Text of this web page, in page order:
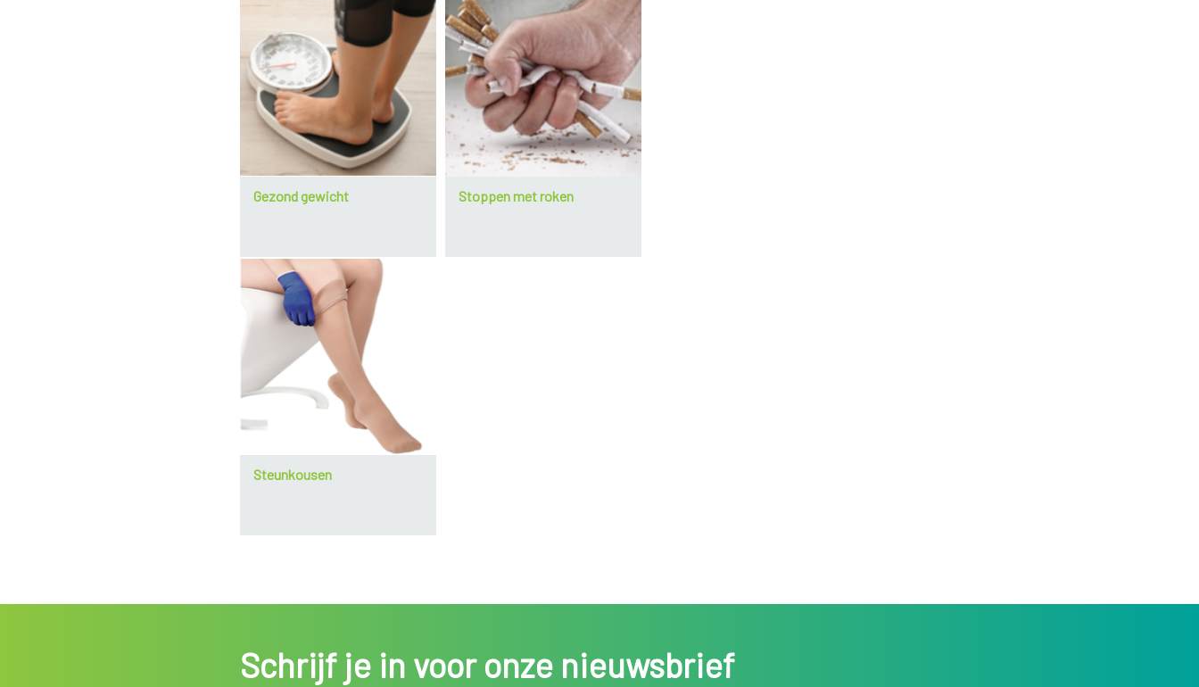
Een longembolie moet onmiddellijk behandeld worden. Een groot bloedstolsel kan een belangrijke
longslagader blokkeren, met het risico op een fatale afloop.
Gezond gewicht Stoppen met roken
Steunkousen
Schrijf je in voor onze nieuwsbrief